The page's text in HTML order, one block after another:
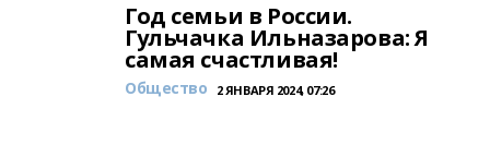
Год семьи в России.
Гульчачка Ильназарова: Я
самая счастливая!
Общество 2 ЯНВАРЯ 2024, 07:26